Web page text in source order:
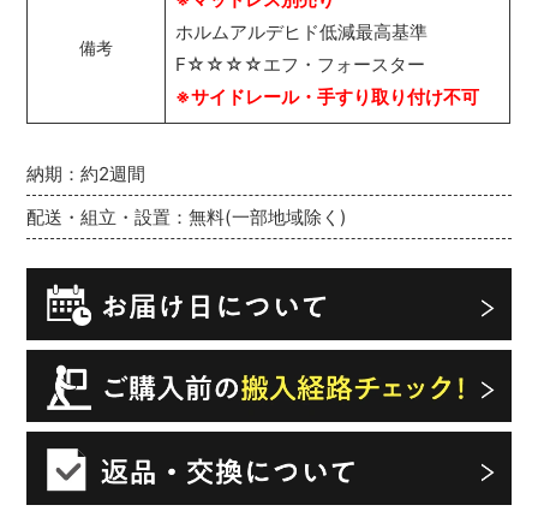
納期：約2週間
配送・組立・設置：無料(一部地域除く)
備考
ホルムアルデヒド低減最高基準
F☆☆☆☆エフ・フォースター
※サイドレール・手すり取り付け不可